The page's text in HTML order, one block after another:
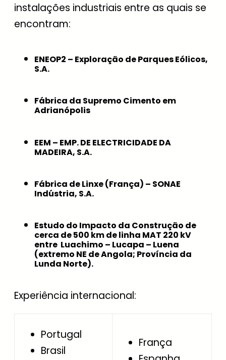
instalações industriais entre as quais se
encontram:
ENEOP2 – Exploração de Parques Eólicos,
S.A.
Fábrica da Supremo Cimento em
Adrianópolis
EEM – EMP. DE ELECTRICIDADE DA
MADEIRA, S.A.
Fábrica de Linxe (França) – SONAE
Indústria, S.A.
Estudo do Impacto da Construção de
cerca de 500 km de linha MAT 220 kV
entre Luachimo – Lucapa – Luena
(extremo NE de Angola; Província da
Lunda Norte).
Experiência internacional:
Portugal
Brasil
França